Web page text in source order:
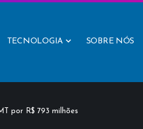
TECNOLOGIA SOBRE NÓS
por R$ 793 milhões